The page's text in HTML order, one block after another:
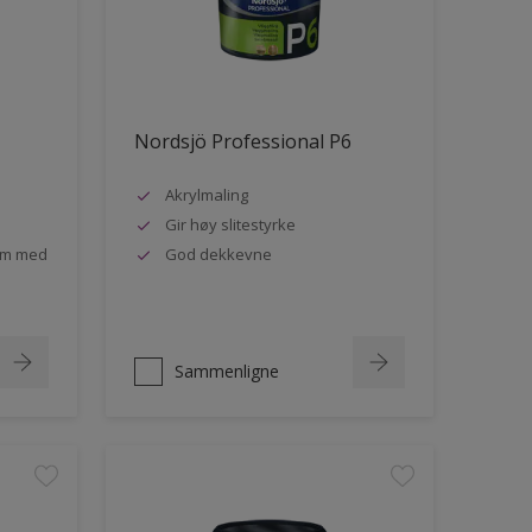
med
Nordsjö Professional P6
Akrylmaling
Gir høy slitestyrke
God dekkevne
Sammenligne